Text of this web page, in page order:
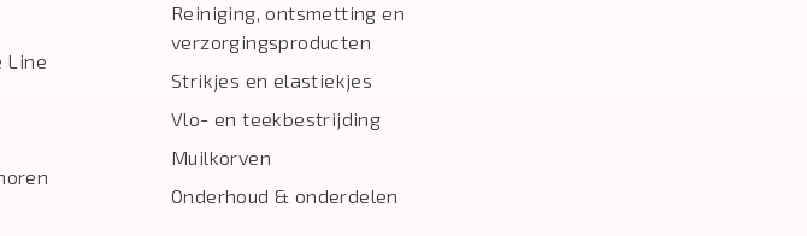
Line
Reiniging, ontsmetting en
verzorgingsproducten
Strikjes en elastiekjes
Vlo- en teekbestrijding
Muilkorven
Onderhoud & onderdelen